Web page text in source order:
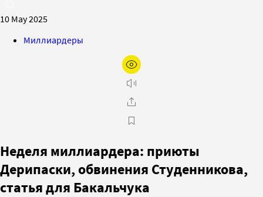
10 May 2025
Миллиардеры
Неделя миллиардера: приюты
Дерипаски, обвинения Студенникова,
статья для Бакальчука